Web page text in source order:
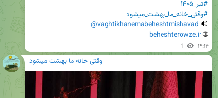
#تیر_۱۴۰۵
#وقتی_خانه_ما_بهشت_میشود
🔊
@vaghtikhanemabeheshtmishavad
🌐
beheshterowze.ir
1 ۱۴:۱۴
وقتی خانه ما بهشت میشود